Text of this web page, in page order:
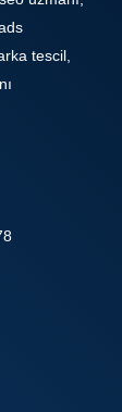
tescil,